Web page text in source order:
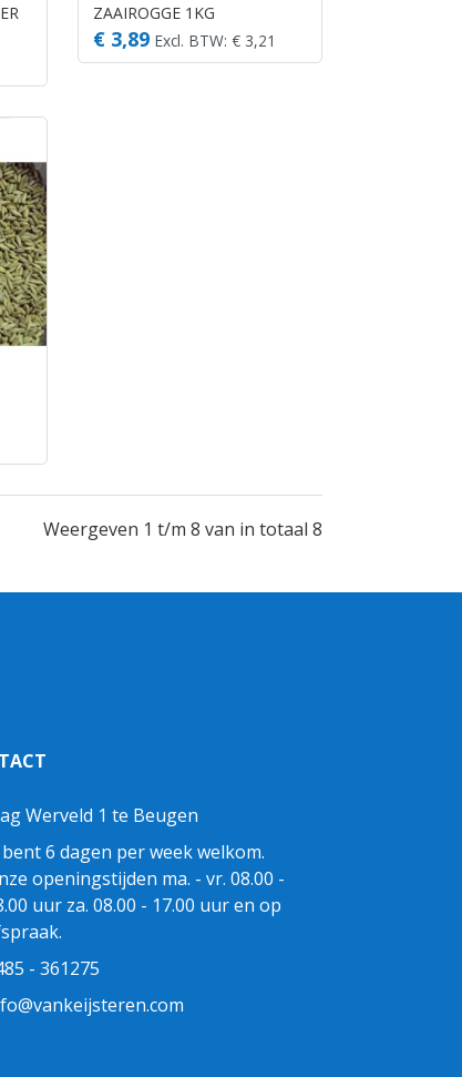
ZAAIROGGE 1KG
€ 3,89 Excl. BTW: € 3,21
Weergeven 1 t/m 8 van in totaal 8
Werveld 1 te Beugen
6 dagen per week welkom.
openingstijden ma. - vr. 08.00 -
uur za. 08.00 - 17.00 uur en op
- 361275